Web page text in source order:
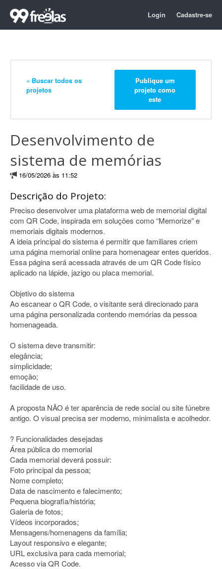
Login Cadastre-se
« Buscar todos os
projetos
Publique um
projeto como
este
Desenvolvimento de
sistema de memórias
16/05/2026 às 11:52
Descrição do Projeto:
Preciso desenvolver uma plataforma web de memorial digital
com QR Code, inspirada em soluções como “Memorize” e
memoriais digitais modernos.
A ideia principal do sistema é permitir que familiares criem
uma página memorial online para homenagear entes queridos.
Essa página será acessada através de um QR Code físico
aplicado na lápide, jazigo ou placa memorial.
Objetivo do sistema
Ao escanear o QR Code, o visitante será direcionado para
uma página personalizada contendo memórias da pessoa
homenageada.
O sistema deve transmitir:
elegância;
simplicidade;
emoção;
facilidade de uso.
A proposta NÃO é ter aparência de rede social ou site fúnebre
antigo. O visual precisa ser moderno, minimalista e acolhedor.
? Funcionalidades desejadas
Área pública do memorial
Cada memorial deverá possuir:
Foto principal da pessoa;
Nome completo;
Data de nascimento e falecimento;
Pequena biografia/história;
Galeria de fotos;
Vídeos incorporados;
Mensagens/homenagens da família;
Layout responsivo e elegante;
URL exclusiva para cada memorial;
Acesso via QR Code.